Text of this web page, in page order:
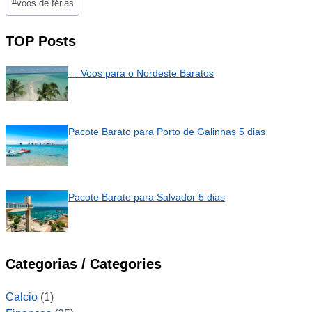
#voos de férias
TOP Posts
→ Voos para o Nordeste Baratos
Pacote Barato para Porto de Galinhas 5 dias
Pacote Barato para Salvador 5 dias
Categorias / Categories
Calcio (1)